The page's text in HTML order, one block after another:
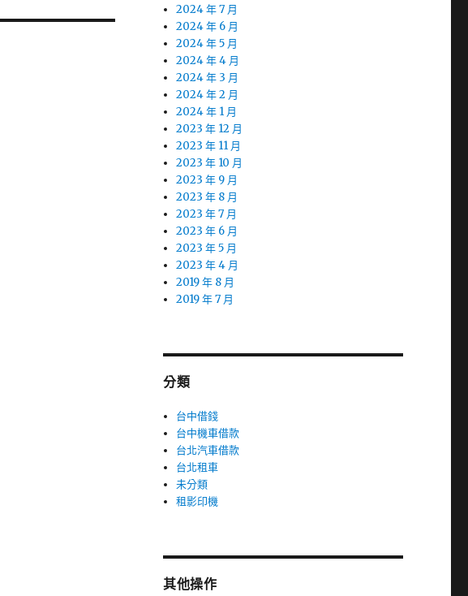
2024 年 7 月
2024 年 6 月
2024 年 5 月
2024 年 4 月
2024 年 3 月
2024 年 2 月
2024 年 1 月
2023 年 12 月
2023 年 11 月
2023 年 10 月
2023 年 9 月
2023 年 8 月
2023 年 7 月
2023 年 6 月
2023 年 5 月
2023 年 4 月
2019 年 8 月
2019 年 7 月
分類
台中借錢
台中機車借款
台北汽車借款
台北租車
未分類
租影印機
其他操作